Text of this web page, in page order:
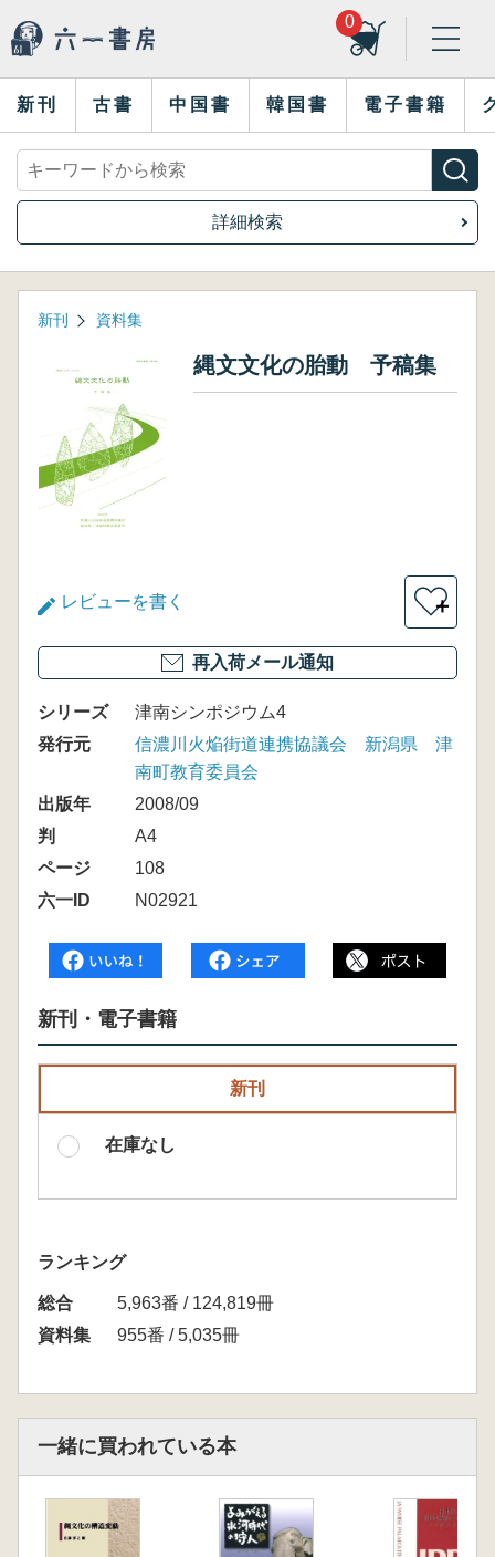
0
新刊 古書 中国書 韓国書 電子書籍
詳細検索
新刊 資料集
縄文文化の胎動 予稿集
レビューを書く ＋
再入荷メール通知
シリーズ
津南シンポジウム4
発行元
信濃川火焔街道連携協議会 新潟県 津
南町教育委員会
出版年
2008/09
判
A4
ページ
108
六一ID
N02921
新刊・電子書籍
新刊
在庫なし
ランキング
総合
5,963番 / 124,819冊
資料集
955番 / 5,035冊
一緒に買われている本